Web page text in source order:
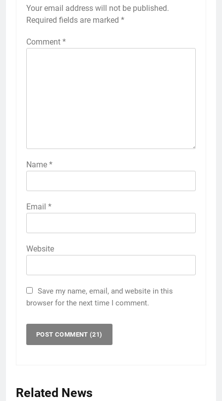
Your email address will not be published.
Required fields are marked *
Comment *
Name *
Email *
Website
Save my name, email, and website in this
browser for the next time I comment.
Related News